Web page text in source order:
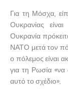
Για τη Μόσχα,
Ουκρανίας
Ουκρανία
ΝΑΤΟ μετά τον
ο πόλεμος είναι
για τη Ρωσία
αυτό το σχέδιο».